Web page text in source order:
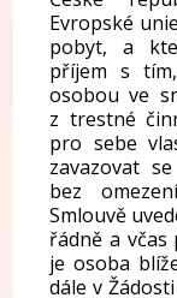
Evropské
pobyt, a
příjem s
osobou ve
z trestné
pro sebe
zavazovat
bez
Smlouvě
řádně a včas
je osoba
dále v